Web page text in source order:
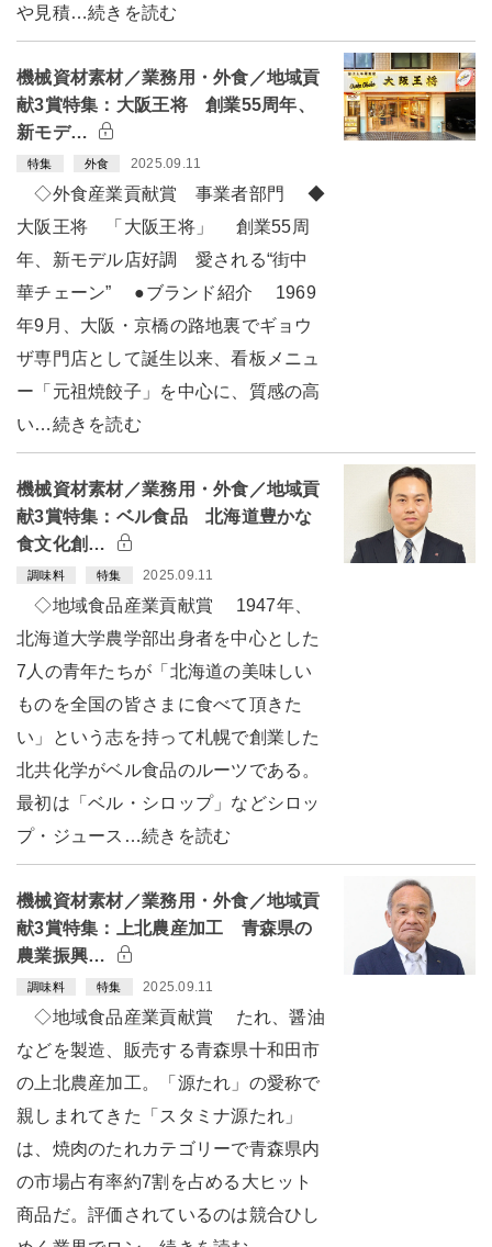
や見積…続きを読む
機械資材素材／業務用・外食／地域貢
献3賞特集：大阪王将 創業55周年、
新モデ…
特集 外食 2025.09.11
◇外食産業貢献賞 事業者部門 ◆
大阪王将 「大阪王将」 創業55周
年、新モデル店好調 愛される“街中
華チェーン” ●ブランド紹介 1969
年9月、大阪・京橋の路地裏でギョウ
ザ専門店として誕生以来、看板メニュ
ー「元祖焼餃子」を中心に、質感の高
い…続きを読む
機械資材素材／業務用・外食／地域貢
献3賞特集：ベル食品 北海道豊かな
食文化創…
調味料 特集 2025.09.11
◇地域食品産業貢献賞 1947年、
北海道大学農学部出身者を中心とした
7人の青年たちが「北海道の美味しい
ものを全国の皆さまに食べて頂きた
い」という志を持って札幌で創業した
北共化学がベル食品のルーツである。
最初は「ベル・シロップ」などシロッ
プ・ジュース…続きを読む
機械資材素材／業務用・外食／地域貢
献3賞特集：上北農産加工 青森県の
農業振興…
調味料 特集 2025.09.11
◇地域食品産業貢献賞 たれ、醤油
などを製造、販売する青森県十和田市
の上北農産加工。「源たれ」の愛称で
親しまれてきた「スタミナ源たれ」
は、焼肉のたれカテゴリーで青森県内
の市場占有率約7割を占める大ヒット
商品だ。評価されているのは競合ひし